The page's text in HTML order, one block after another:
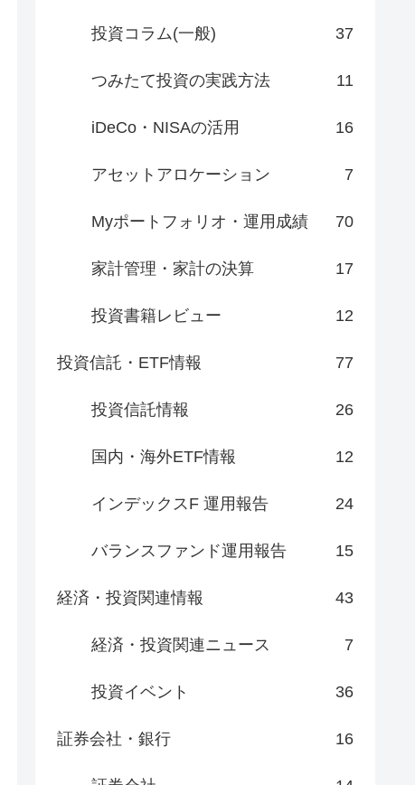
投資コラム(一般) 37
つみたて投資の実践方法 11
iDeCo・NISAの活用 16
アセットアロケーション 7
Myポートフォリオ・運用成績 70
家計管理・家計の決算 17
投資書籍レビュー 12
投資信託・ETF情報 77
投資信託情報 26
国内・海外ETF情報 12
インデックスF 運用報告 24
バランスファンド運用報告 15
経済・投資関連情報 43
経済・投資関連ニュース 7
投資イベント 36
証券会社・銀行 16